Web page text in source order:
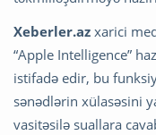
Xeberler.az xarici
“Apple Intelligence”
istifadə edir, bu
sənədlərin xülasəsini
vasitəsilə suallara